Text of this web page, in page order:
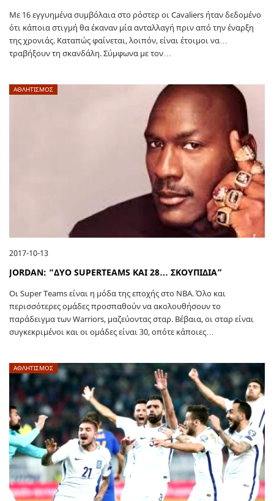
Με 16 εγγυημένα συμβόλαια στο ρόστερ οι Cavaliers ήταν δεδομένο
ότι κάποια στιγμή θα έκαναν μία ανταλλαγή πριν από την έναρξη
της χρονιάς. Καταπώς φαίνεται, λοιπόν, είναι έτοιμοι να…
τραβήξουν τη σκανδάλη. Σύμφωνα με τον…
ΑΘΛΗΤΙΣΜΟΣ
2017-10-13
JORDAN: “ΔΥΟ SUPERTEAMS ΚΑΙ 28… ΣΚΟΥΠΙΔΙΑ”
Οι Super Teams είναι η μόδα της εποχής στο ΝΒΑ. Όλο και
περισσότερες ομάδες προσπαθούν να ακολουθήσουν το
παράδειγμα των Warriors, μαζεύοντας σταρ. Βέβαια, οι σταρ είναι
συγκεκριμένοι και οι ομάδες είναι 30, οπότε κάποιες…
ΑΘΛΗΤΙΣΜΟΣ